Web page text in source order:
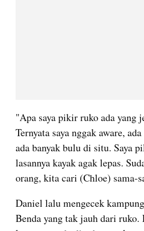
"Apa saya pikir ruko ada
Ternyata saya nggak aware,
ada banyak bulu di situ. Saya
lasannya kayak agak lepas.
orang, kita cari (Chloe) sama-
Daniel lalu mengecek
Benda yang tak jauh dari ruko.